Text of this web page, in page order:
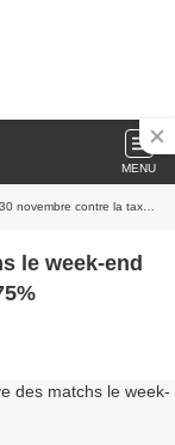
MENU
contre la taxe à 75%
le week-end